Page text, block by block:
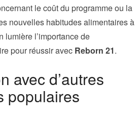
le coût du programme ou la
nouvelles habitudes alimentaires à
lumière l’importance de
pour réussir avec Reborn 21.
avec d’autres
populaires